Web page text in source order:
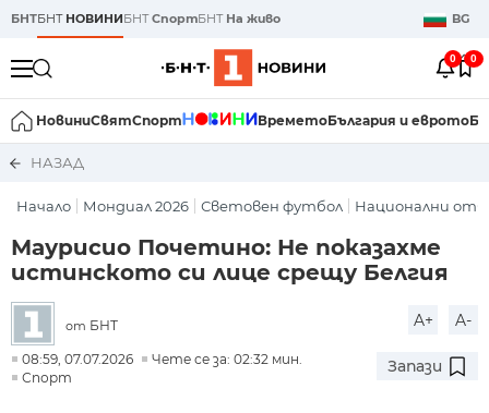
БНТБНТ НОВИНИБНТСпортБНТ На живо BG
0 0
НовиниСвятСпорт ВреметоБългария и еврото
НАЗАД
Начало Мондиал 2026 Световен футбол Национални
Маурисио Почетино: Не показахме
истинското си лице срещу Белгия
от БНТ A+ A-
08:59, 07.07.2026
Чете се за: 02:32 мин.
Спорт
Запази